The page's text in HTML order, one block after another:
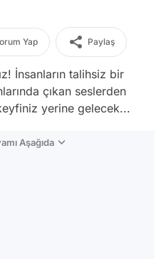
Yap Paylaş
İnsanların talihsiz bir
çıkan seslerden
yerine gelecek...
Aşağıda